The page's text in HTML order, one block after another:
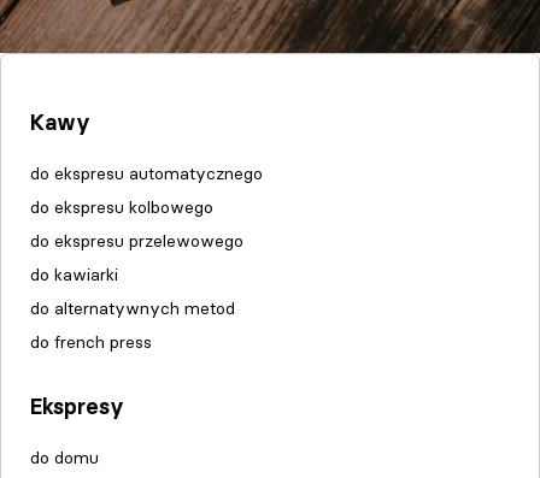
Kawy
do ekspresu automatycznego
do ekspresu kolbowego
do ekspresu przelewowego
do kawiarki
do alternatywnych metod
do french press
Ekspresy
do domu